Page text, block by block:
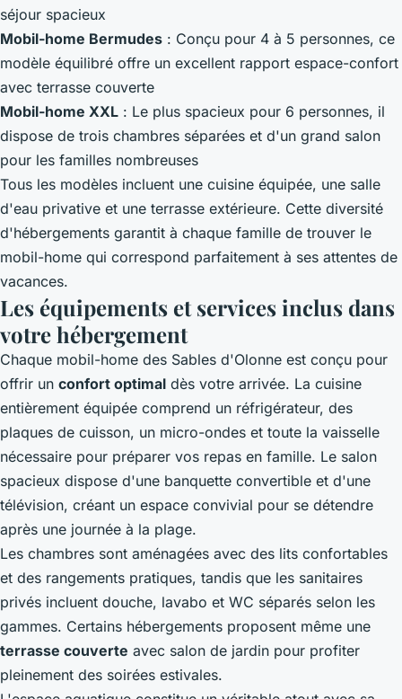
séjour spacieux
Mobil-home Bermudes : Conçu pour 4 à 5 personnes, ce
modèle équilibré offre un excellent rapport espace-confort
avec terrasse couverte
Mobil-home XXL : Le plus spacieux pour 6 personnes, il
dispose de trois chambres séparées et d'un grand salon
pour les familles nombreuses
Tous les modèles incluent une cuisine équipée, une salle
d'eau privative et une terrasse extérieure. Cette diversité
d'hébergements garantit à chaque famille de trouver le
mobil-home qui correspond parfaitement à ses attentes de
vacances.
Les équipements et services inclus dans
votre hébergement
Chaque mobil-home des Sables d'Olonne est conçu pour
offrir un confort optimal dès votre arrivée. La cuisine
entièrement équipée comprend un réfrigérateur, des
plaques de cuisson, un micro-ondes et toute la vaisselle
nécessaire pour préparer vos repas en famille. Le salon
spacieux dispose d'une banquette convertible et d'une
télévision, créant un espace convivial pour se détendre
après une journée à la plage.
Les chambres sont aménagées avec des lits confortables
et des rangements pratiques, tandis que les sanitaires
privés incluent douche, lavabo et WC séparés selon les
gammes. Certains hébergements proposent même une
terrasse couverte avec salon de jardin pour profiter
pleinement des soirées estivales.